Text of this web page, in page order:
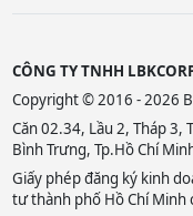
CÔNG TY TNHH
Copyright © 2016 - 2026
Căn 02.34, Lầu 2, Tháp 3,
Bình Trưng, Tp.Hồ Chí
Giấy phép đăng ký kinh
tư thành phố Hồ Chí Minh